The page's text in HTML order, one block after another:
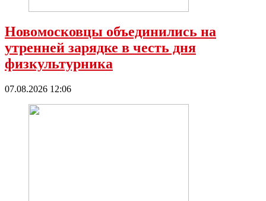
Новомосковцы объединились на
утренней зарядке в честь дня
физкультурника
07.08.2026 12:06